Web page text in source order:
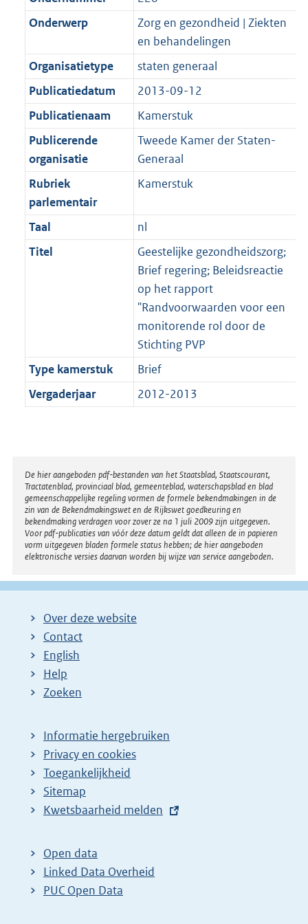
Onderwerp
Zorg en gezondheid | Ziekten
en behandelingen
Organisatietype
staten generaal
Publicatiedatum
2013-09-12
Publicatienaam
Kamerstuk
Publicerende
organisatie
Tweede Kamer der Staten-
Generaal
Rubriek
parlementair
Kamerstuk
Taal
nl
Titel
Geestelijke gezondheidszorg;
Brief regering; Beleidsreactie
op het rapport
"Randvoorwaarden voor een
monitorende rol door de
Stichting PVP
Type kamerstuk
Brief
Vergaderjaar
2012-2013
Disclaimer
De hier aangeboden pdf-bestanden van het Staatsblad, Staatscourant,
Tractatenblad, provinciaal blad, gemeenteblad, waterschapsblad en blad
gemeenschappelijke regeling vormen de formele bekendmakingen in de
zin van de Bekendmakingswet en de Rijkswet goedkeuring en
bekendmaking verdragen voor zover ze na 1 juli 2009 zijn uitgegeven.
Voor pdf-publicaties van vóór deze datum geldt dat alleen de in papieren
vorm uitgegeven bladen formele status hebben; de hier aangeboden
elektronische versies daarvan worden bij wijze van service aangeboden.
Over deze website
Contact
English
Help
Zoeken
Informatie hergebruiken
Privacy en cookies
Toegankelijkheid
Sitemap
E
t
e
r
Kwetsbaarheid melden
Open data
Linked Data Overheid
PUC Open Data